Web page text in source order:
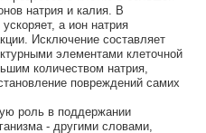
натрия и калия. В
а ион натрия
Исключение составляет
элементами клеточной
количеством натрия,
повреждений самих
роль в поддержании
- другими словами,